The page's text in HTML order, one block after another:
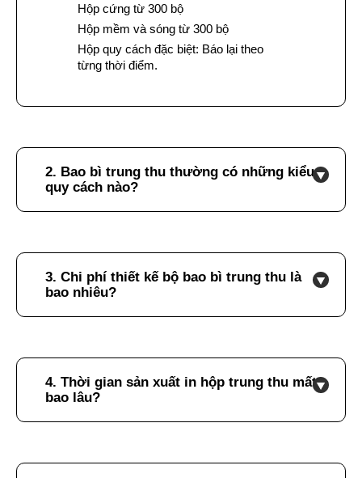
Hộp cứng từ 300 bộ
Hộp mềm và sóng từ 300 bộ
Hộp quy cách đặc biệt: Báo lại theo
từng thời điểm.
2. Bao bì trung thu thường có những kiểu
quy cách nào?
3. Chi phí thiết kế bộ bao bì trung thu là
bao nhiêu?
4. Thời gian sản xuất in hộp trung thu mất
bao lâu?